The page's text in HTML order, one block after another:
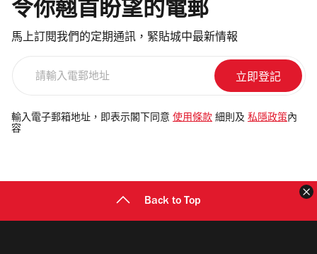
令你翹首盼望的電郵
馬上訂閱我們的定期通訊，緊貼城中最新情報
電
郵
輸入電子郵箱地址，即表示閣下同意 使用條款 細則及 私隱政策 內
容
Back to Top